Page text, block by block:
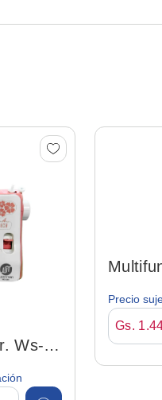
Ws-
Precio
Gs.